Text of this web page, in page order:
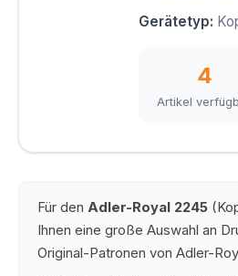
Gerätetyp:
4
Artikel
Für den Adler-Royal 2245
Ihnen eine große Auswahl an
Original-Patronen von Adler-